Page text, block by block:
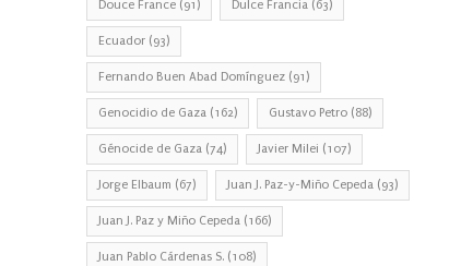
Douce France (91) Dulce Francia (63)
Ecuador (93)
Fernando Buen Abad Domínguez (91)
Genocidio de Gaza (162) Gustavo Petro (88)
Génocide de Gaza (74) Javier Milei (107)
Jorge Elbaum (67) Juan J. Paz-y-Miño Cepeda (93)
Juan J. Paz y Miño Cepeda (166)
Juan Pablo Cárdenas S. (108)